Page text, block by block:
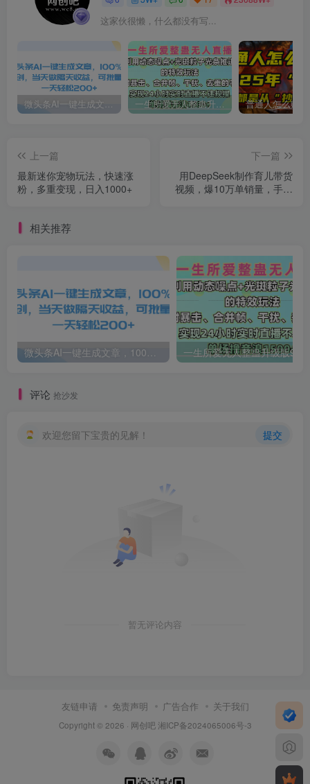
这家伙很懒，什么都没有写...
微头条AI一键生成文章，100%过原创，当天做隔天收益，可批量，一天轻松200+ 一生所爱无人整蛊升级版9.0，利用动态噪点+光斑粒子光条推进的特效玩法，内附暴击、合并帧、干扰、去重的手法，实现24小时实时直播不违规操，单场日入1500+，小白也能无脑驾驭
上一篇
最新迷你宠物玩法，快速涨
粉，多重变现，日入1000+
下一篇
用DeepSeek制作育儿带货
视频，爆10万单销量，手把
相关推荐
微头条AI一键生成文章，100%过原创，当天做隔天收益，可批量，一天轻松200+
评论 抢沙发
欢迎您留下宝贵的见解！ 提交
暂无评论内容
友链申请 免责声明 广告合作 关于我们
Copyright © 2026 · 网创吧 湘ICP备2024065006号-3